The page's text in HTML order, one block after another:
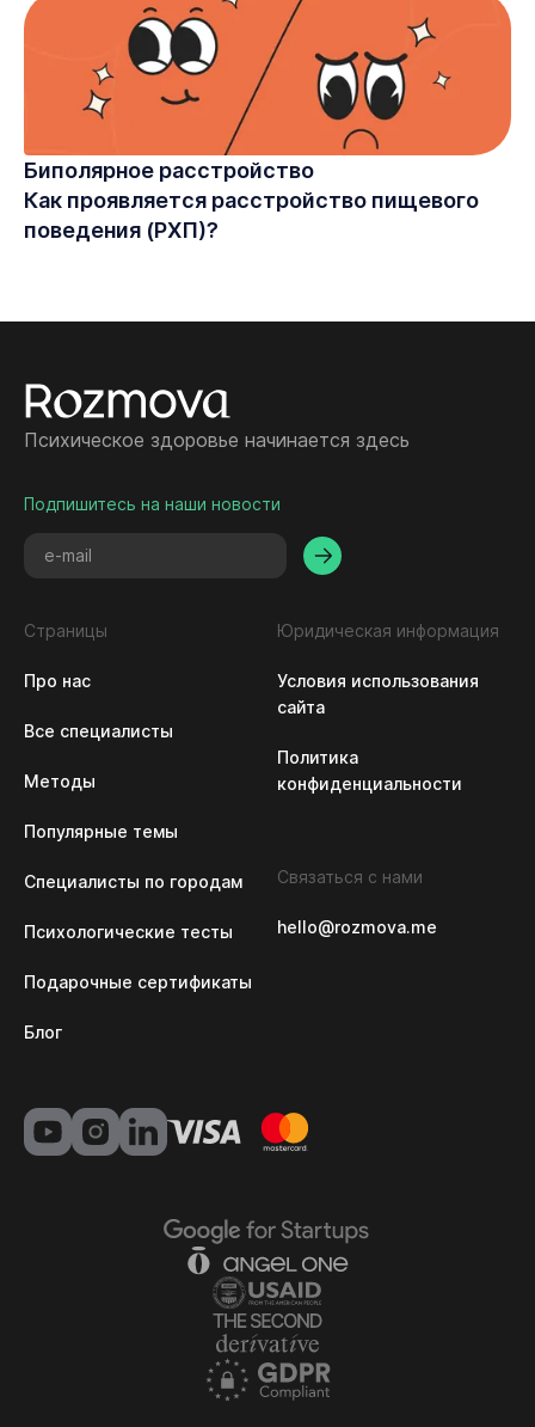
Биполярное расстройство
Как проявляется расстройство пищевого
поведения (РХП)?
Психическое здоровье начинается здесь
Подпишитесь на наши новости
Страницы
Про нас
Все специалисты
Методы
Популярные темы
Специалисты по городам
Психологические тесты
Подарочные сертификаты
Блог
Юридическая информация
Условия использования
сайта
Политика
конфиденциальности
Связаться с нами
hello@rozmova.me